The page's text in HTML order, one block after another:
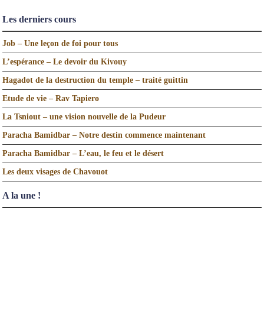
Les derniers cours
Job – Une leçon de foi pour tous
L’espérance – Le devoir du Kivouy
Hagadot de la destruction du temple – traité guittin
Etude de vie – Rav Tapiero
La Tsniout – une vision nouvelle de la Pudeur
Paracha Bamidbar – Notre destin commence maintenant
Paracha Bamidbar – L’eau, le feu et le désert
Les deux visages de Chavouot
A la une !